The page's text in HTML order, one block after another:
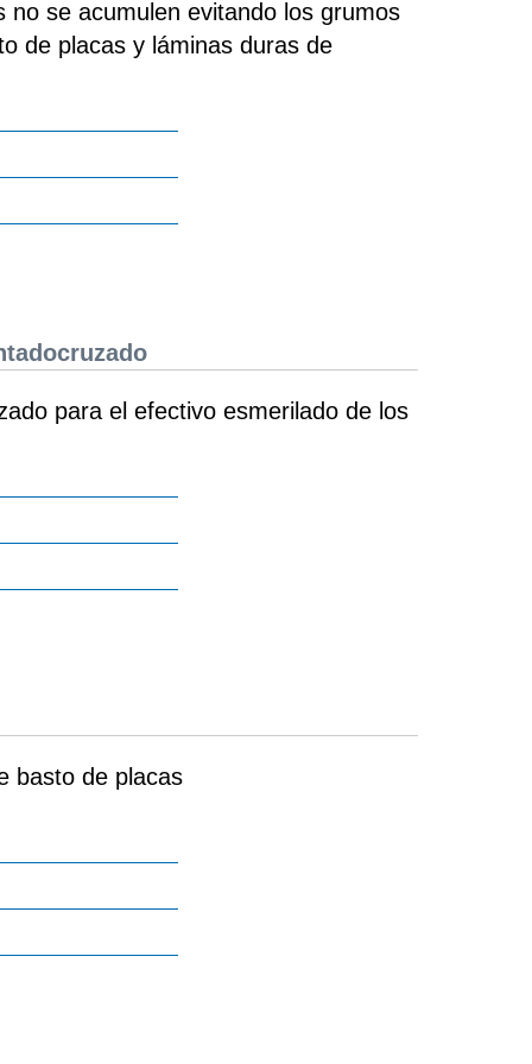
se acumulen evitando los grumos
de placas y láminas duras de
para el efectivo esmerilado de los
basto de placas